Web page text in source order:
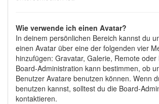
Wie verwende ich einen Avatar?
In deinem persönlichen Bereich kannst du
einen Avatar über eine der folgenden vier
hinzufügen: Gravatar, Galerie, Remote
Board-Administration kann bestimmen, ob
Benutzer Avatare benutzen können. Wenn
benutzen kannst, solltest du die Board-
kontaktieren.